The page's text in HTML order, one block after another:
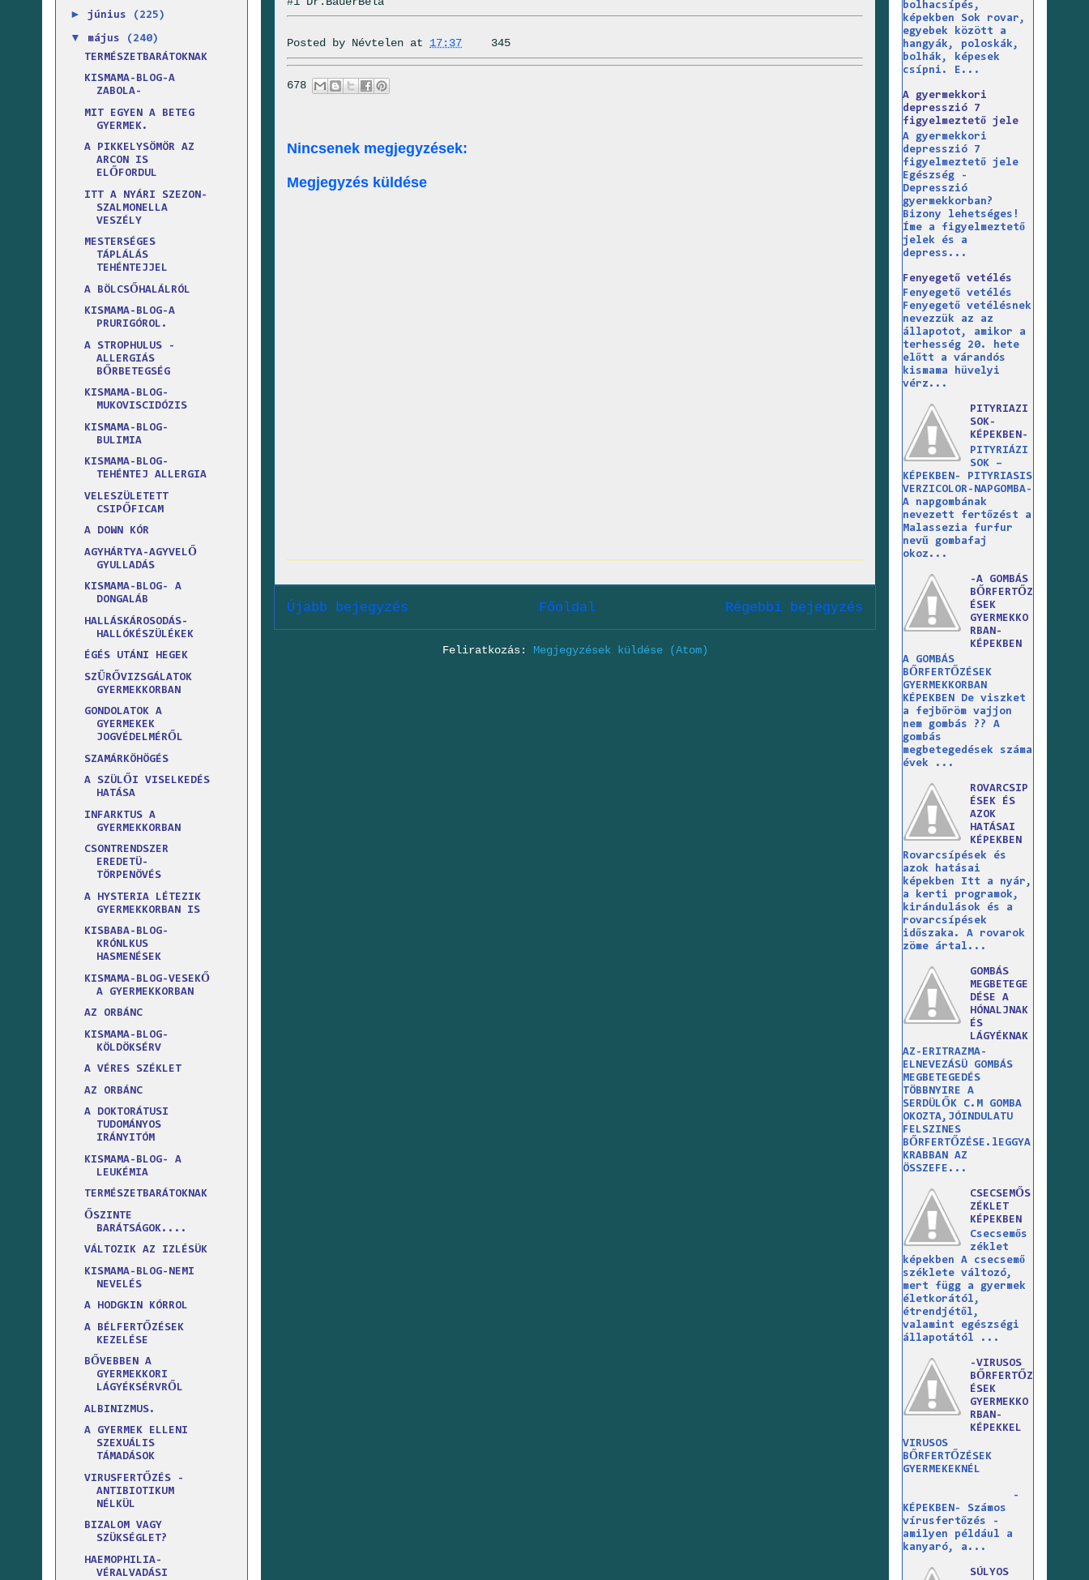
Posted by Névtelen at 17:37 345
678
Nincsenek megjegyzések:
Megjegyzés küldése
Újabb bejegyzés Régebbi bejegyzés
Főoldal
Feliratkozás: Megjegyzések küldése (Atom)
► június (225)
▼ május
(240)
TERMÉSZETBARÁTOKNAK
KISMAMA-BLOG-A
ZABOLA-
MIT EGYEN A BETEG
GYERMEK.
A PIKKELYSÖMÖR AZ
ARCON IS
ELŐFORDUL
ITT A NYÁRI SZEZON-
SZALMONELLA
VESZÉLY
MESTERSÉGES
TÁPLÁLÁS
TEHÉNTEJJEL
A BÖLCSŐHALÁLRÓL
KISMAMA-BLOG-A
PRURIGÓROL.
A STROPHULUS -
ALLERGIÁS
BŐRBETEGSÉG
KISMAMA-BLOG-
MUKOVISCIDÓZIS
KISMAMA-BLOG-
BULIMIA
KISMAMA-BLOG-
TEHÉNTEJ ALLERGIA
VELESZÜLETETT
CSIPŐFICAM
A DOWN KÓR
AGYHÁRTYA-AGYVELŐ
GYULLADÁS
KISMAMA-BLOG- A
DONGALÁB
HALLÁSKÁROSODÁS-
HALLÓKÉSZÜLÉKEK
ÉGÉS UTÁNI HEGEK
SZŰRŐVIZSGÁLATOK
GYERMEKKORBAN
GONDOLATOK A
GYERMEKEK
JOGVÉDELMÉRŐL
SZAMÁRKÖHÖGÉS
A SZÜLŐI VISELKEDÉS
HATÁSA
INFARKTUS A
GYERMEKKORBAN
CSONTRENDSZER
EREDETÜ-
TÖRPENÖVÉS
A HYSTERIA LÉTEZIK
GYERMEKKORBAN IS
KISBABA-BLOG-
KRÓNLKUS
HASMENÉSEK
KISMAMA-BLOG-VESEKŐ
A GYERMEKKORBAN
AZ ORBÁNC
KISMAMA-BLOG-
KÖLDÖKSÉRV
A VÉRES SZÉKLET
AZ ORBÁNC
A DOKTORÁTUSI
TUDOMÁNYOS
IRÁNYITÓM
KISMAMA-BLOG- A
LEUKÉMIA
TERMÉSZETBARÁTOKNAK
ŐSZINTE
BARÁTSÁGOK....
VÁLTOZIK AZ IZLÉSÜK
KISMAMA-BLOG-NEMI
NEVELÉS
A HODGKIN KÓRROL
A BÉLFERTŐZÉSEK
KEZELÉSE
BŐVEBBEN A
GYERMEKKORI
LÁGYÉKSÉRVRŐL
ALBINIZMUS.
A GYERMEK ELLENI
SZEXUÁLIS
TÁMADÁSOK
VIRUSFERTŐZÉS -
ANTIBIOTIKUM
NÉLKÜL
BIZALOM VAGY
SZÜKSÉGLET?
HAEMOPHILIA-
VÉRALVADÁSI
bolhacsípés,
képekben Sok rovar,
egyebek között a
hangyák, poloskák,
bolhák, képesek
csípni. E...
A gyermekkori
depresszió 7
figyelmeztető jele
A gyermekkori
depresszió 7
figyelmeztető jele
Egészség -
Depresszió
gyermekkorban?
Bizony lehetséges!
Íme a figyelmeztető
jelek és a
depress...
Fenyegető vetélés
Fenyegető vetélés
Fenyegető vetélésnek
nevezzük az az
állapotot, amikor a
terhesség 20. hete
előtt a várandós
kismama hüvelyi
vérz...
PITYRIAZI
SOK-
KÉPEKBEN-
PITYRIÁZI
SOK –
KÉPEKBEN- PITYRIASIS
VERZICOLOR-NAPGOMBA-
A napgombának
nevezett fertőzést a
Malassezia furfur
nevű gombafaj
okoz...
-A GOMBÁS
BŐRFERTŐZ
ÉSEK
GYERMEKKO
RBAN-
KÉPEKBEN
A GOMBÁS
BŐRFERTŐZÉSEK
GYERMEKKORBAN
KÉPEKBEN De viszket
a fejbőröm vajjon
nem gombás ?? A
gombás
megbetegedések száma
évek ...
ROVARCSIP
ÉSEK ÉS
AZOK
HATÁSAI
KÉPEKBEN
Rovarcsípések és
azok hatásai
képekben Itt a nyár,
a kerti programok,
kirándulások és a
rovarcsípések
időszaka. A rovarok
zöme ártal...
GOMBÁS
MEGBETEGE
DÉSE A
HÓNALJNAK
ÉS
LÁGYÉKNAK
AZ-ERITRAZMA-
ELNEVEZÁSÜ GOMBÁS
MEGBETEGEDÉS
TÖBBNYIRE A
SERDÜLŐK C.M GOMBA
OKOZTA,JÓINDULATU
FELSZINES
BŐRFERTŐZÉSE.lEGGYA
KRABBAN AZ
ÖSSZEFE...
CSECSEMŐS
ZÉKLET
KÉPEKBEN
Csecsemős
zéklet
képekben A csecsemő
széklete változó,
mert függ a gyermek
életkorától,
étrendjétől,
valamint egészségi
állapotától ...
-VIRUSOS
BŐRFERTŐZ
ÉSEK
GYERMEKKO
RBAN-
KÉPEKKEL
VIRUSOS
BŐRFERTŐZÉSEK
GYERMEKEKNÉL
-
KÉPEKBEN- Számos
vírusfertőzés -
amilyen például a
kanyaró, a...
SÚLYOS